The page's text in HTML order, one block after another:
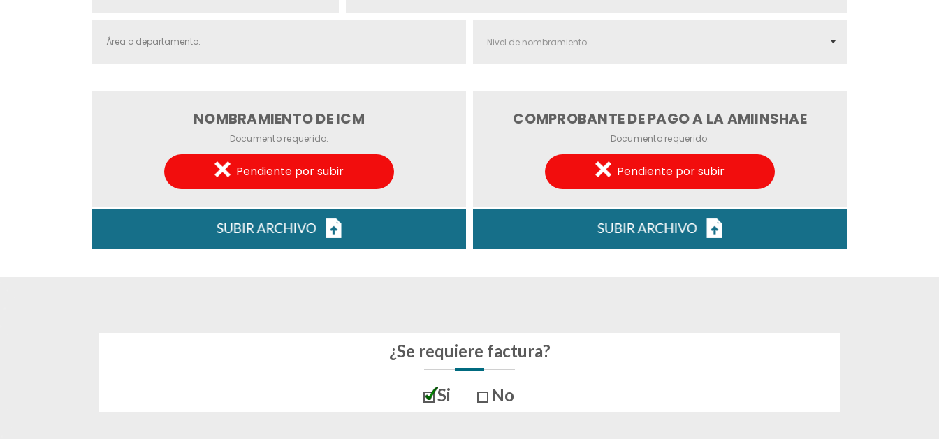
NOMBRAMIENTO DE ICM
Documento requerido.
Pendiente por subir
COMPROBANTE DE PAGO A LA AMIINSHAE
Documento requerido.
Pendiente por subir
¿Se requiere factura?
Si No